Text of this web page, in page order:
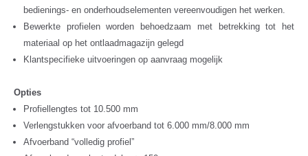
bedienings- en onderhoudselementen vereenvoudigen het werken.
Bewerkte profielen worden behoedzaam met betrekking tot het
materiaal op het ontlaadmagazijn gelegd
Klantspecifieke uitvoeringen op aanvraag mogelijk
Opties
Profiellengtes tot 10.500 mm
Verlengstukken voor afvoerband tot 6.000 mm/8.000 mm
Afvoerband “volledig profiel”